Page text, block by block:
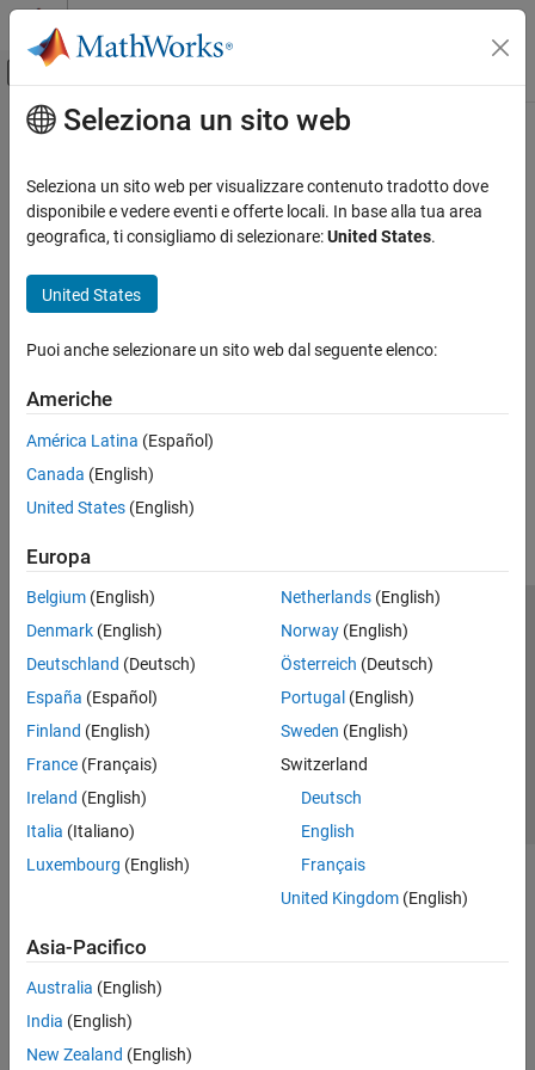
Vai al contenuto
Attiva/disattiva menu di navigazione
Pagina iniziale della documentazione
Contenuto principale
How useful was this information?
Seleziona un sito web
Seleziona un sito web per visualizzare contenuto tradotto dove
disponibile e vedere eventi e offerte locali. In base alla tua area
geografica, ti consigliamo di selezionare:United States.
United States
Puoi anche selezionare un sito web dal seguente elenco:
Americhe
América Latina (Español)
Canada (English)
United States (English)
Europa
Belgium (English)
Denmark (English)
Deutschland (Deutsch)
España (Español)
Finland (English)
France (Français)
Ireland (English)
Italia (Italiano)
Luxembourg (English)
Netherlands(English)
Norway(English)
Österreich (Deutsch)
Portugal (English)
Sweden (English)
Switzerland
Deutsch
English
Français
United Kingdom(English)
Asia-Pacifico
Australia (English)
India (English)
New Zealand (English)
Centro di fiducia
Informativa sulla privacy
Antipirateria
Stato dell'applicazione
Contatti
© 1994-2026 The MathWorks, Inc.